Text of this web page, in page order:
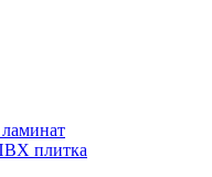
плитка